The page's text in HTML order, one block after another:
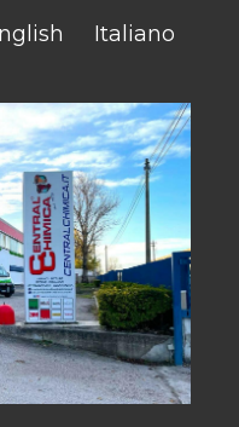
Italiano